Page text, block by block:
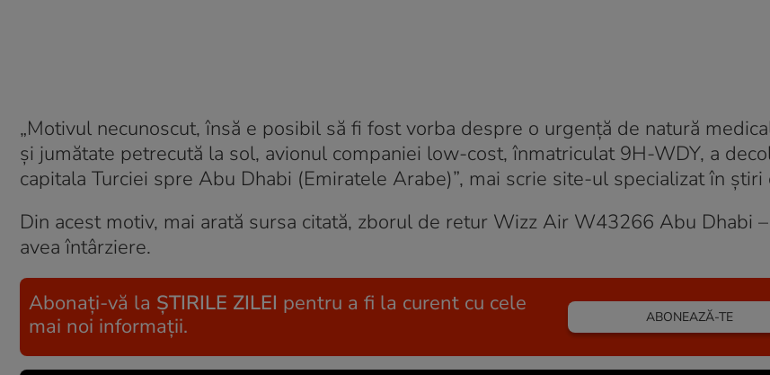
„Motivul necunoscut, însă e posibil să fi fost vorba despre o urgență de natură
și jumătate petrecută la sol, avionul companiei low-cost, înmatriculat 9H-WDY, a
capitala Turciei spre Abu Dhabi (Emiratele Arabe)”, mai scrie site-ul specializat în ştiri
Din acest motiv, mai arată sursa citată, zborul de retur Wizz Air W43266 Abu Dhabi
avea întârziere.
Abonați-vă la ȘTIRILE ZILEI pentru a fi la curent cu cele
mai noi informații.
ABONEAZĂ-TE